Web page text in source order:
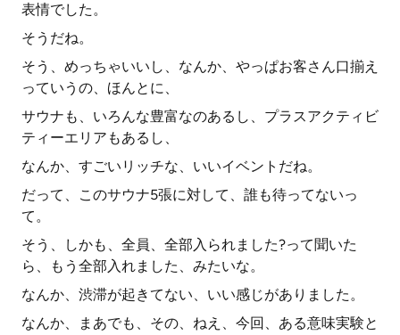
表情でした。
そうだね。
そう、めっちゃいいし、なんか、やっぱお客さん口揃え
っていうの、ほんとに、
サウナも、いろんな豊富なのあるし、プラスアクティビ
ティーエリアもあるし、
なんか、すごいリッチな、いいイベントだね。
だって、このサウナ5張に対して、誰も待ってないっ
て。
そう、しかも、全員、全部入られました?って聞いた
ら、もう全部入れました、みたいな。
なんか、渋滞が起きてない、いい感じがありました。
なんか、まあでも、その、ねえ、今回、ある意味実験と